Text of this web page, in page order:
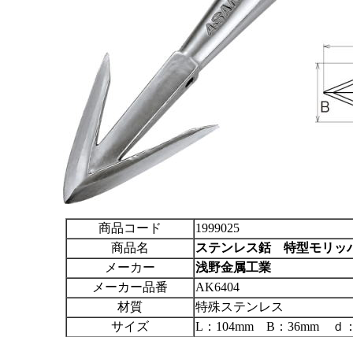
商品コード
1999025
商品名
ステンレス銛 特型モリッ
メーカー
浅野金属工業
メーカー品番
AK6404
材質
特殊ステンレス
サイズ
L：104mm B：36mm ｄ